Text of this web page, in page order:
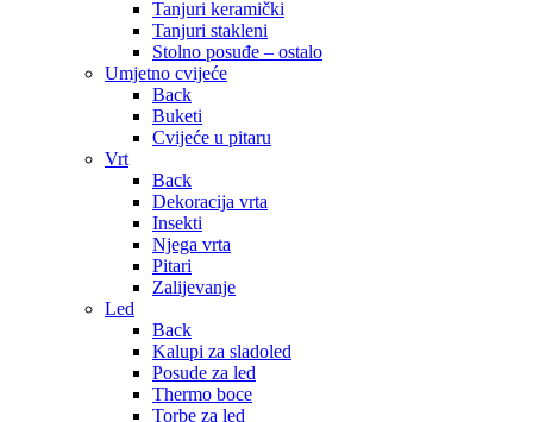
Tanjuri keramički
Tanjuri stakleni
Stolno posuđe – ostalo
Umjetno cvijeće
Back
Buketi
Cvijeće u pitaru
Vrt
Back
Dekoracija vrta
Insekti
Njega vrta
Pitari
Zalijevanje
Led
Back
Kalupi za sladoled
Posude za led
Thermo boce
Torbe za led